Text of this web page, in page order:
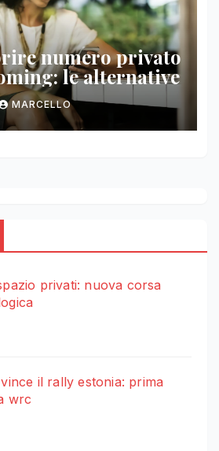
numero privato
le alternative
MARCELLO
privati: nuova corsa
il rally estonia: prima
wrc